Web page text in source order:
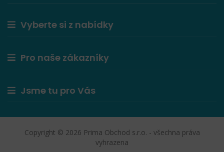
Vyberte si z nabídky
Pro naše zákazníky
Jsme tu pro Vás
Copyright © 2026 Prima Obchod s.r.o. - všechna práva
vyhrazena